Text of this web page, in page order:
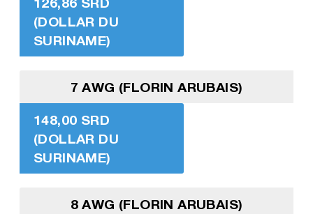
(DOLLAR DU
SURINAME)
7 AWG (FLORIN ARUBAIS)
148,00 SRD
(DOLLAR DU
SURINAME)
8 AWG (FLORIN ARUBAIS)